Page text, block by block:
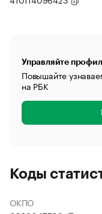
Управляйте
Повышайте
на РБК
Коды
ОКПО